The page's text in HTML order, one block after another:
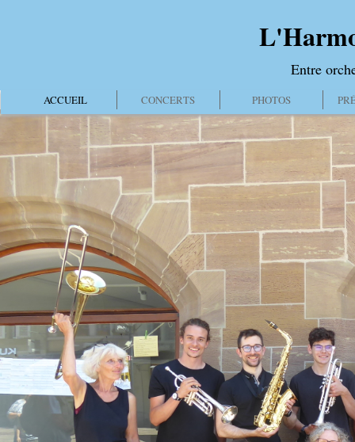
Entre
ACCUEIL CONCERTS PHOTOS